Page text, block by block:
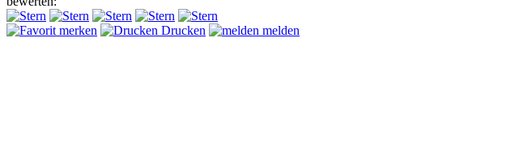
merken Drucken melden